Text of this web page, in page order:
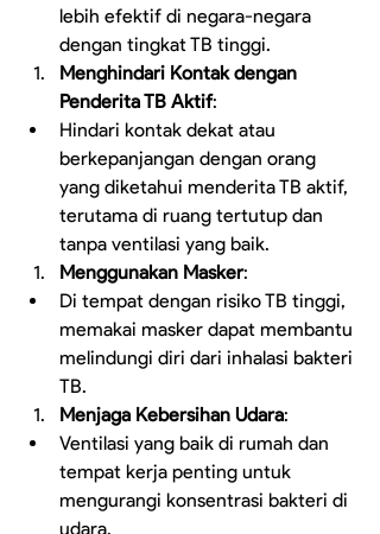
lebih efektif di negara-negara
dengan tingkat TB tinggi.
Menghindari Kontak dengan
Penderita TB Aktif:
Hindari kontak dekat atau
berkepanjangan dengan orang
yang diketahui menderita TB aktif,
terutama di ruang tertutup dan
tanpa ventilasi yang baik.
Menggunakan Masker:
Di tempat dengan risiko TB tinggi,
memakai masker dapat membantu
melindungi diri dari inhalasi bakteri
TB.
Menjaga Kebersihan Udara:
Ventilasi yang baik di rumah dan
tempat kerja penting untuk
mengurangi konsentrasi bakteri di
udara.